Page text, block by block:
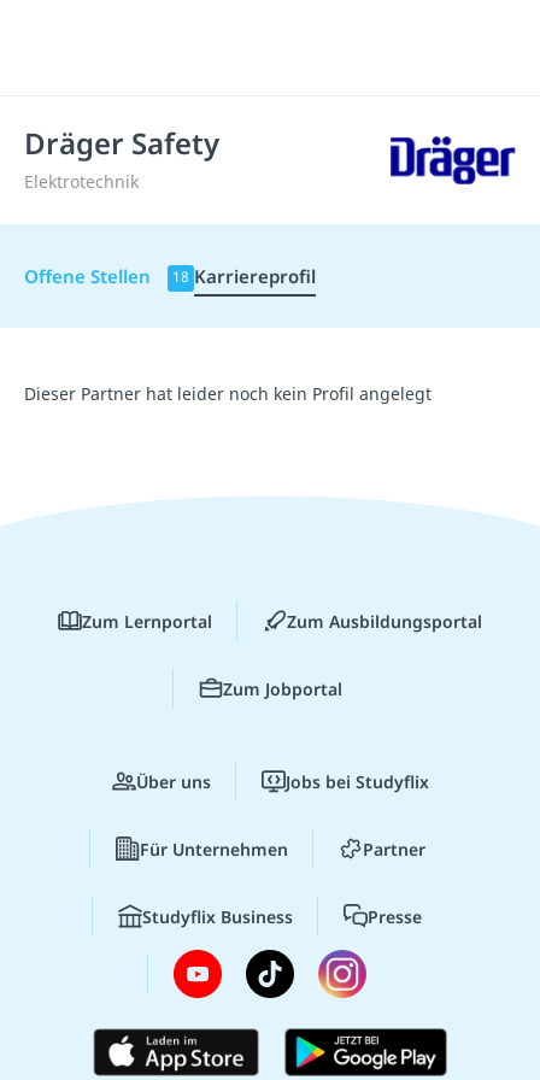
Dräger Safety
Elektrotechnik
Offene Stellen 18 Karriereprofil
Dieser Partner hat leider noch kein Profil angelegt
Zum Lernportal Zum Ausbildungsportal
Zum Jobportal
Über uns Jobs bei Studyflix
Für Unternehmen Partner
Studyflix Business Presse